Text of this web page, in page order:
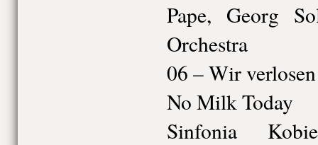
Pape, Georg
Orchestra
06 – Wir
No Milk Today
Sinfonia Kobie